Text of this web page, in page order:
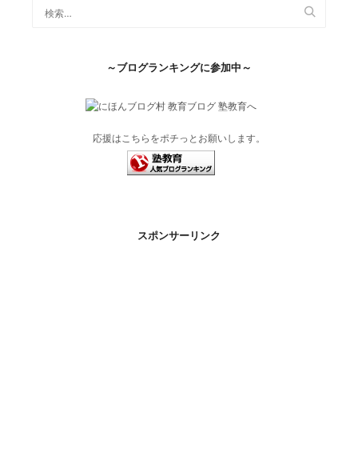
～ブログランキングに参加中～
応援はこちらをポチっとお願いします。
スポンサーリンク